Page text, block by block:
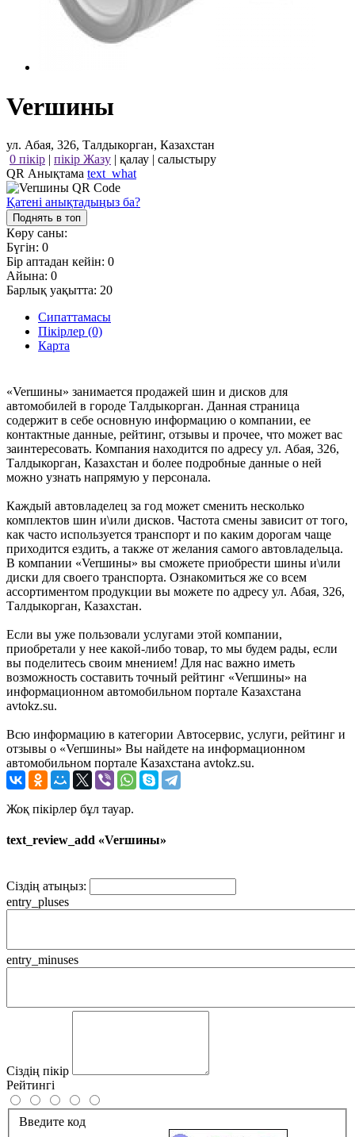
Verшины
ул. Абая, 326, Талдыкорган, Казахстан
0 пікір | пікір Жазу | қалау | салыстыру
QR Анықтама text_what
Қатені анықтадыңыз ба?
Поднять в топ
Көру саны:
Бүгін: 0
Бір аптадан кейін: 0
Айына: 0
Барлық уақытта: 20
Сипаттамасы
Пікірлер (0)
Карта
«Verшины» занимается продажей шин и дисков для
автомобилей в городе Талдыкорган. Данная страница
содержит в себе основную информацию о компании, ее
контактные данные, рейтинг, отзывы и прочее, что может вас
заинтересовать. Компания находится по адресу ул. Абая, 326,
Талдыкорган, Казахстан и более подробные данные о ней
можно узнать напрямую у персонала.
Каждый автовладелец за год может сменить несколько
комплектов шин и\или дисков. Частота смены зависит от того,
как часто используется транспорт и по каким дорогам чаще
приходится ездить, а также от желания самого автовладельца.
В компании «Verшины» вы сможете приобрести шины и\или
диски для своего транспорта. Ознакомиться же со всем
ассортиментом продукции вы можете по адресу ул. Абая, 326,
Талдыкорган, Казахстан.
Если вы уже пользовали услугами этой компании,
приобретали у нее какой-либо товар, то мы будем рады, если
вы поделитесь своим мнением! Для нас важно иметь
возможность составить точный рейтинг «Verшины» на
информационном автомобильном портале Казахстана
avtokz.su.
Всю информацию в категории Автосервис, услуги, рейтинг и
отзывы о «Verшины» Вы найдете на информационном
автомобильном портале Казахстана avtokz.su.
Жоқ пікірлер бұл тауар.
text_review_add «Verшины»
Сіздің атыңыз:
entry_pluses
entry_minuses
Сіздің пікір
Рейтингі
Введите код